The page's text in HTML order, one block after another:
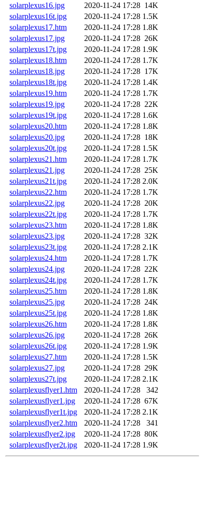
solarplexus16.jpg
2020-11-24 17:28 14K
solarplexus16t.jpg
2020-11-24 17:28 1.5K
solarplexus17.htm
2020-11-24 17:28 1.8K
solarplexus17.jpg
2020-11-24 17:28 26K
solarplexus17t.jpg
2020-11-24 17:28 1.9K
solarplexus18.htm
2020-11-24 17:28 1.7K
solarplexus18.jpg
2020-11-24 17:28 17K
solarplexus18t.jpg
2020-11-24 17:28 1.4K
solarplexus19.htm
2020-11-24 17:28 1.7K
solarplexus19.jpg
2020-11-24 17:28 22K
solarplexus19t.jpg
2020-11-24 17:28 1.6K
solarplexus20.htm
2020-11-24 17:28 1.8K
solarplexus20.jpg
2020-11-24 17:28 18K
solarplexus20t.jpg
2020-11-24 17:28 1.5K
solarplexus21.htm
2020-11-24 17:28 1.7K
solarplexus21.jpg
2020-11-24 17:28 25K
solarplexus21t.jpg
2020-11-24 17:28 2.0K
solarplexus22.htm
2020-11-24 17:28 1.7K
solarplexus22.jpg
2020-11-24 17:28 20K
solarplexus22t.jpg
2020-11-24 17:28 1.7K
solarplexus23.htm
2020-11-24 17:28 1.8K
solarplexus23.jpg
2020-11-24 17:28 32K
solarplexus23t.jpg
2020-11-24 17:28 2.1K
solarplexus24.htm
2020-11-24 17:28 1.7K
solarplexus24.jpg
2020-11-24 17:28 22K
solarplexus24t.jpg
2020-11-24 17:28 1.7K
solarplexus25.htm
2020-11-24 17:28 1.8K
solarplexus25.jpg
2020-11-24 17:28 24K
solarplexus25t.jpg
2020-11-24 17:28 1.8K
solarplexus26.htm
2020-11-24 17:28 1.8K
solarplexus26.jpg
2020-11-24 17:28 26K
solarplexus26t.jpg
2020-11-24 17:28 1.9K
solarplexus27.htm
2020-11-24 17:28 1.5K
solarplexus27.jpg
2020-11-24 17:28 29K
solarplexus27t.jpg
2020-11-24 17:28 2.1K
solarplexusflyer1.htm
2020-11-24 17:28
342
solarplexusflyer1.jpg
2020-11-24 17:28 67K
solarplexusflyer1t.jpg
2020-11-24 17:28 2.1K
solarplexusflyer2.htm
2020-11-24 17:28
341
solarplexusflyer2.jpg
2020-11-24 17:28 80K
solarplexusflyer2t.jpg
2020-11-24 17:28 1.9K